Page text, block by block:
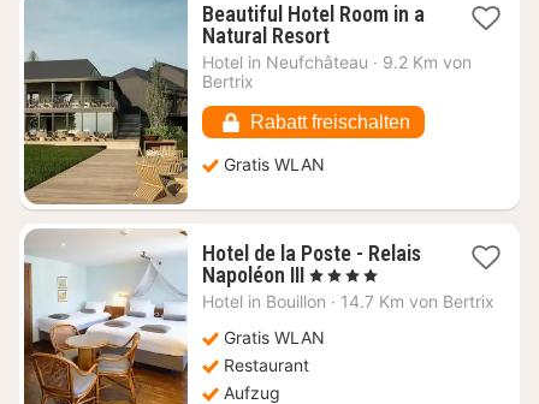
Beautiful Hotel Room in a
Natural Resort1
Nacht
€
Hotel in Neufchâteau · 9.2 Km von
Bertrix
Rabatt freischalten
Gratis WLAN
Hotel de la Poste - Relais
Napoléon III1
Nacht
116,07
€
, 4 Sterne
Hotel in Bouillon · 14.7 Km von Bertrix
Gratis WLAN
Restaurant
Aufzug